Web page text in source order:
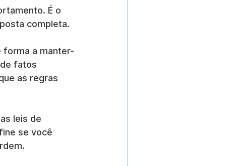
É o
completa.
forma a manter-
fatos
as regras
leis de
se você